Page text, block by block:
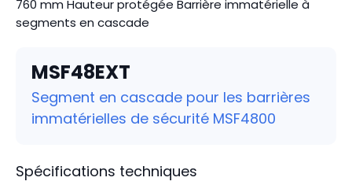
760 mm Hauteur protégée Barrière immatérielle à
segments en cascade
MSF48EXT
Segment en cascade pour les barrières
immatérielles de sécurité MSF4800
Spécifications techniques